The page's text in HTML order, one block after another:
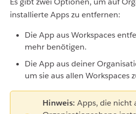
installierte Apps zu entfernen:
Die App aus Workspaces
mehr benötigen.
Die App aus deiner
um sie aus allen Workspaces
Hinweis: Apps, die nicht